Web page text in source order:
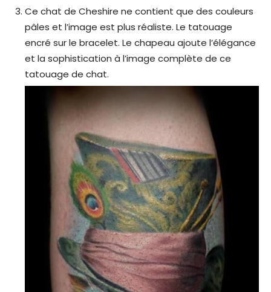
Ce chat de Cheshire ne contient que des couleurs
pâles et l’image est plus réaliste. Le tatouage
encré sur le bracelet. Le chapeau ajoute l’élégance
et la sophistication à l’image complète de ce
tatouage de chat.